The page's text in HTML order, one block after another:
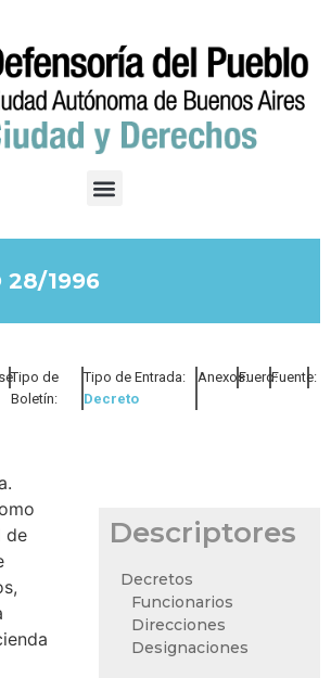
28/1996
Tipo de
Boletín:
Tipo de Entrada:
Decreto
Anexos:Fuero:Fuente:
de
Descriptores
Decretos
Funcionarios
Direcciones
Designaciones